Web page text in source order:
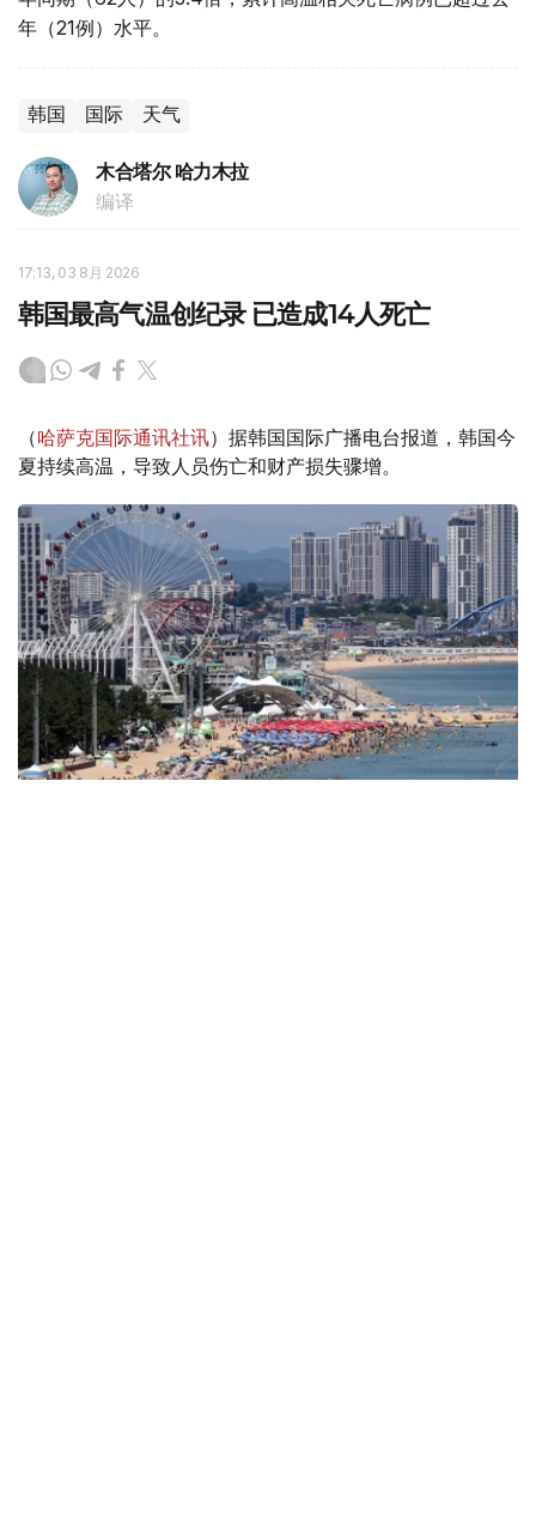
年（21例）水平。
韩国 国际 天气
木合塔尔 哈力木拉
编译
17:13, 03 8月 2026
韩国最高气温创纪录 已造成14人死亡
（哈萨克国际通讯社讯）据韩国国际广播电台报道，韩国今
夏持续高温，导致人员伤亡和财产损失骤增。